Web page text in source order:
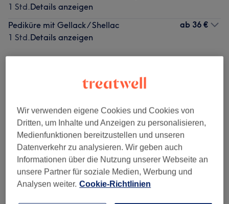
1 Std.Details anzeigen
Pediküre mit Gellack / Shellac
1 Std.Details anzeigen
ab 36 €
Maniküre & Pediküre (10) ab 5 €
Nagelmodellage (18) ab 12 €
Salonbewertungen
Wir verwenden eigene Cookies und Cookies von
Dritten, um Inhalte und Anzeigen zu personalisieren,
Medienfunktionen bereitzustellen und unseren
Datenverkehr zu analysieren. Wir geben auch
Informationen über die Nutzung unserer Webseite an
unsere Partner für soziale Medien, Werbung und
Analysen weiter. Cookie-Richtlinien